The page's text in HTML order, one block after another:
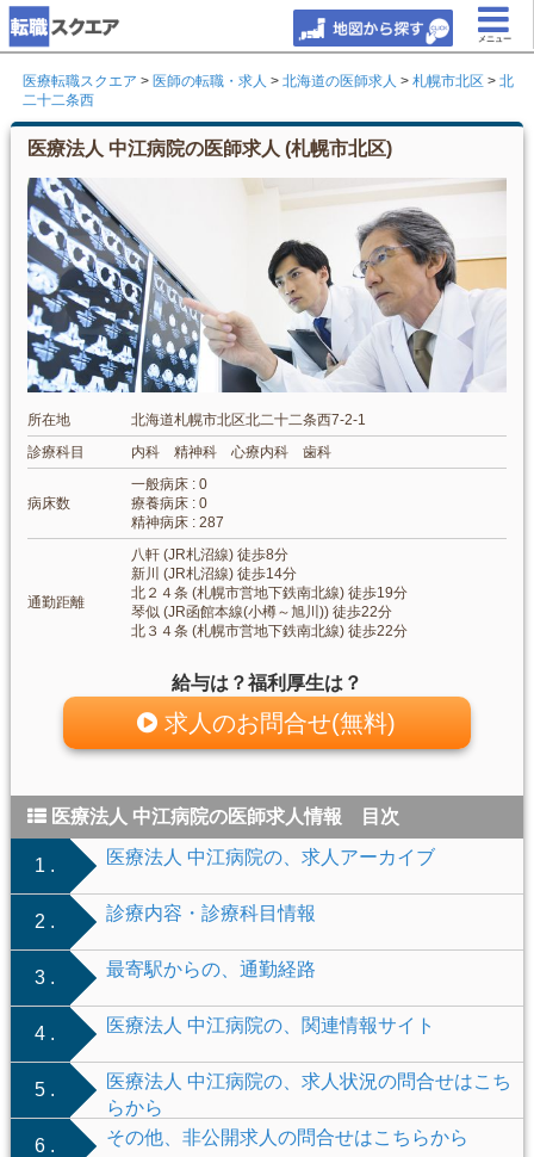
メニュー
医療転職スクエア > 医師の転職・求人 > 北海道の医師求人 > 札幌市北区 > 北
二十二条西
医療法人 中江病院の医師求人 (札幌市北区)
所在地
北海道札幌市北区北二十二条西7-2-1
診療科目
内科 精神科 心療内科 歯科
病床数
一般病床 : 0
療養病床 : 0
精神病床 : 287
通勤距離
八軒 (JR札沼線) 徒歩8分
新川 (JR札沼線) 徒歩14分
北２４条 (札幌市営地下鉄南北線) 徒歩19分
琴似 (JR函館本線(小樽～旭川)) 徒歩22分
北３４条 (札幌市営地下鉄南北線) 徒歩22分
給与は？福利厚生は？
求人のお問合せ(無料)
医療法人 中江病院の医師求人情報 目次
1 . 医療法人 中江病院の、求人アーカイブ
2 . 診療内容・診療科目情報
3 . 最寄駅からの、通勤経路
4 . 医療法人 中江病院の、関連情報サイト
5 .
医療法人 中江病院の、求人状況の問合せはこち
らから
6 .
その他、非公開求人の問合せはこちらから